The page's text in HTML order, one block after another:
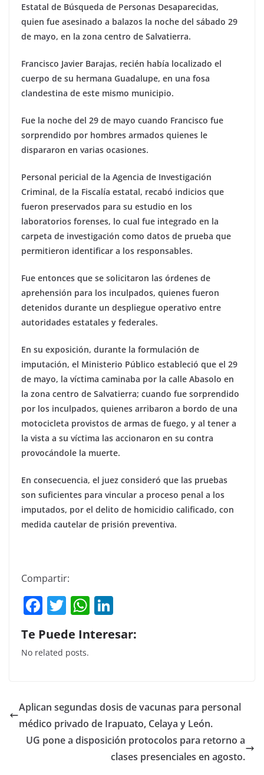
Estatal de Búsqueda de Personas Desaparecidas,
quien fue asesinado a balazos la noche del sábado 29
de mayo, en la zona centro de Salvatierra.
Francisco Javier Barajas, recién había localizado el
cuerpo de su hermana Guadalupe, en una fosa
clandestina de este mismo municipio.
Fue la noche del 29 de mayo cuando Francisco fue
sorprendido por hombres armados quienes le
dispararon en varias ocasiones.
Personal pericial de la Agencia de Investigación
Criminal, de la Fiscalía estatal, recabó indicios que
fueron preservados para su estudio en los
laboratorios forenses, lo cual fue integrado en la
carpeta de investigación como datos de prueba que
permitieron identificar a los responsables.
Fue entonces que se solicitaron las órdenes de
aprehensión para los inculpados, quienes fueron
detenidos durante un despliegue operativo entre
autoridades estatales y federales.
En su exposición, durante la formulación de
imputación, el Ministerio Público estableció que el 29
de mayo, la víctima caminaba por la calle Abasolo en
la zona centro de Salvatierra; cuando fue sorprendido
por los inculpados, quienes arribaron a bordo de una
motocicleta provistos de armas de fuego, y al tener a
la vista a su víctima las accionaron en su contra
provocándole la muerte.
En consecuencia, el juez consideró que las pruebas
son suficientes para vincular a proceso penal a los
imputados, por el delito de homicidio calificado, con
medida cautelar de prisión preventiva.
Compartir:
F
a
c
e
o
o
k
T
w
itt
er
W
h
at
p
p
k
n
Te Puede Interesar:
No related posts.
Aplican segundas dosis de vacunas para personal
médico privado de Irapuato, Celaya y León.
UG pone a disposición protocolos para retorno a
clases presenciales en agosto.